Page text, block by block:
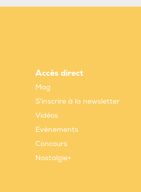
Accès direct
Mag
S'inscrire à la newsletter
Vidéos
Evènements
Concours
Nostalgie+